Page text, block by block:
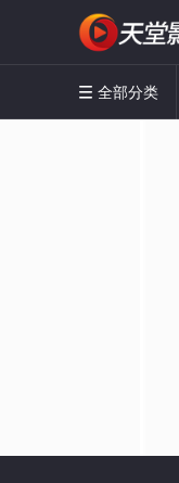
 全部分类